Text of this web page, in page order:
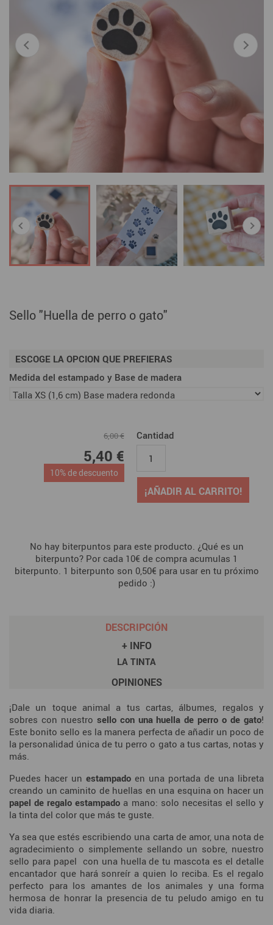
Sello "Huella de perro o gato"
ESCOGE LA OPCION QUE PREFIERAS
Medida del estampado y Base de madera
6,00 €
5,40 €
10% de descuento
Cantidad
¡AÑADIR AL CARRITO!
No hay biterpuntos para este producto. ¿Qué es un
biterpunto? Por cada 10€ de compra acumulas 1
biterpunto. 1 biterpunto son 0,50€ para usar en tu próximo
pedido :)
DESCRIPCIÓN
+ INFO
LA TINTA
OPINIONES
¡Dale un toque animal a tus cartas, álbumes, regalos y
sobres con nuestro sello con una huella de perro o de gato!
Este bonito sello es la manera perfecta de añadir un poco de
la personalidad única de tu perro o gato a tus cartas, notas y
más.
Puedes hacer un estampado en una portada de una libreta
creando un caminito de huellas en una esquina on hacer un
papel de regalo estampado a mano: solo necesitas el sello y
la tinta del color que más te guste.
Ya sea que estés escribiendo una carta de amor, una nota de
agradecimiento o simplemente sellando un sobre, nuestro
sello para papel con una huella de tu mascota es el detalle
encantador que hará sonreír a quien lo reciba. Es el regalo
perfecto para los amantes de los animales y una forma
hermosa de honrar la presencia de tu peludo amigo en tu
vida diaria.